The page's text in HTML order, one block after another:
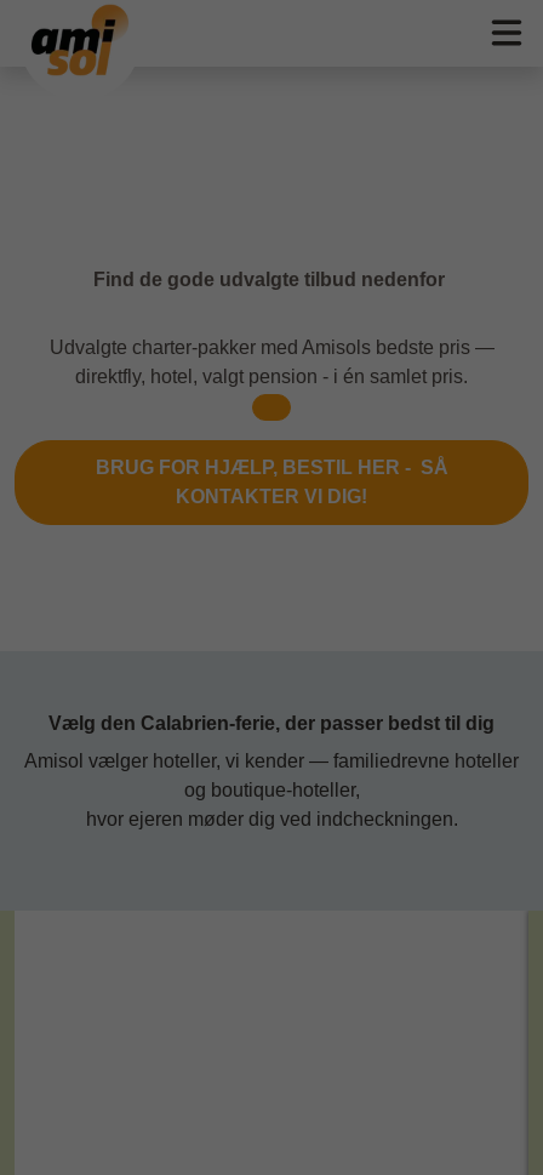
Find de gode udvalgte tilbud nedenfor
Udvalgte charter-pakker med Amisols bedste pris —
direktfly, hotel, valgt pension - i én samlet pris.
BRUG FOR HJÆLP, BESTIL HER - SÅ
KONTAKTER VI DIG!
Vælg den Calabrien-ferie, der passer bedst til dig
Amisol vælger hoteller, vi kender — familiedrevne hoteller
og boutique-hoteller,
hvor ejeren møder dig ved indcheckningen.